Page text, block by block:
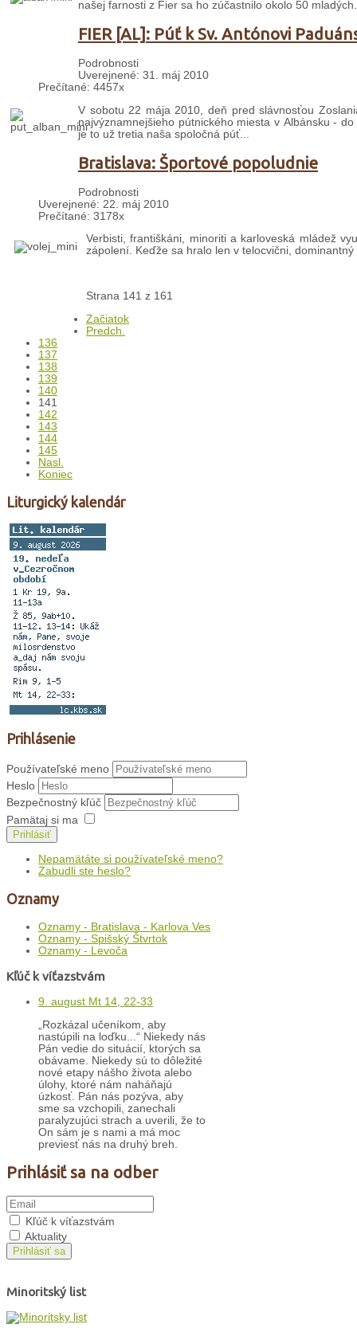
našej farnosti z Fier sa ho zúčastnilo okolo 50 mladých.
FIER [AL]: Púť k Sv. Antónovi
Podrobnosti
Uverejnené: 31. máj 2010
Prečítané: 4457x
V sobotu 22 mája 2010, deň pred slávnosťou
najvýznamnejšieho pútnického miesta v Albánsku -
je to už tretia naša spoločná púť...
Bratislava: Športové popoludnie
Podrobnosti
Uverejnené: 22. máj 2010
Prečítané: 3178x
Verbisti, františkáni, minoriti a karloveská mládež
zápolení. Keďže sa hralo len v telocvični, dominantný
Strana 141 z 161
Začiatok
Predch.
136
137
138
139
140
141
142
143
144
145
Nasl.
Koniec
Liturgický kalendár
Prihlásenie
Používateľské meno
Heslo
Bezpečnostný kľúč
Pamätaj si ma
Prihlásiť
Nepamätáte si používateľské meno?
Zabudli ste heslo?
Oznamy
Oznamy - Bratislava - Karlova Ves
Oznamy - Spišský Štvrtok
Oznamy - Levoča
Kľúč k víťazstvám
9. august Mt 14, 22-33
„Rozkázal učeníkom, aby
nastúpili na loďku...“ Niekedy nás
Pán vedie do situácií, ktorých sa
obávame. Niekedy sú to dôležité
nové etapy nášho života alebo
úlohy, ktoré nám naháňajú
úzkosť. Pán nás pozýva, aby
sme sa vzchopili, zanechali
paralyzujúci strach a uverili, že to
On sám je s nami a má moc
previesť nás na druhý breh.
Prihlásiť sa na odber
Kľúč k víťazstvám
Aktuality
Prihlásiť sa
Minoritský list